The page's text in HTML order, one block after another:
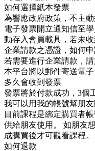
如何選擇紙本發票
為響應政府政策，不主
電子發票開立通知信至
動存入會員載具，若未收
企業請款之憑證，如何
若需要進行企業請款，
本平台將以郵件寄送電
多久會收到發票
發票將於付款成功，3個
我可以用我的帳號幫朋
目前課程是綁定購買者
供給朋友使用。 如朋友
成購買後才可觀看課程。
如何退款